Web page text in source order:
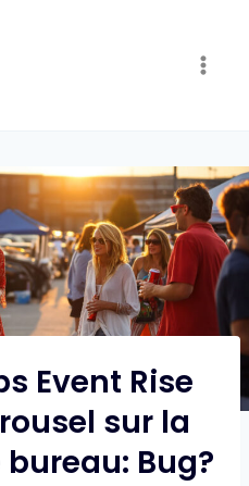
Event Rise
sur la
Bug?